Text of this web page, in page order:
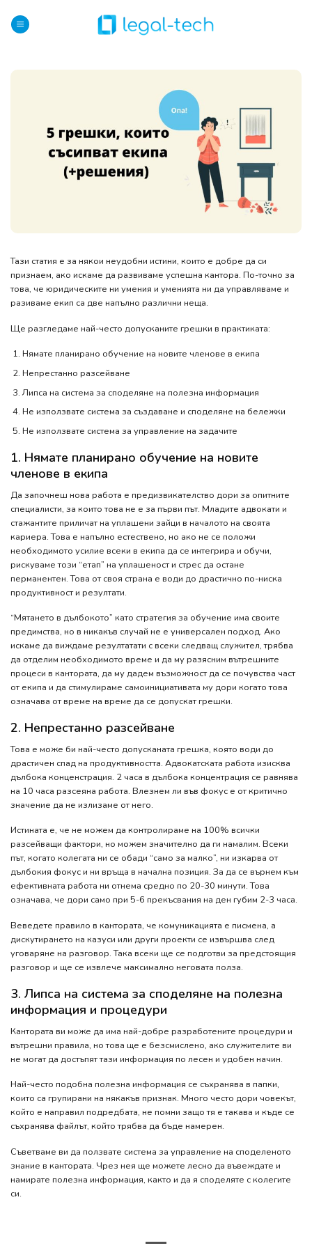
content
Тази статия е за някои неудобни истини, които е добре да си
признаем, ако искаме да развиваме успешна кантора. По-точно за
това, че юридическите ни умения и уменията ни да управляваме и
разиваме екип са две напълно различни неща.
Ще разгледаме най-често допусканите грешки в практиката:
Нямате планирано обучение на новите членове в екипа
Непрестанно разсейване
Липса на система за споделяне на полезна информация
Не използвате система за създаване и споделяне на бележки
Не използвате система за управление на задачите
1. Нямате планирано обучение на новите
членове в екипа
Да започнеш нова работа е предизвикателство дори за опитните
специалисти, за които това не е за първи път. Младите адвокати и
стажантите приличат на уплашени зайци в началото на своята
кариера. Това е напълно естествено, но ако не се положи
необходимото усилие всеки в екипа да се интегрира и обучи,
рискуваме този “етап” на уплашеност и стрес да остане
перманентен. Това от своя страна е води до драстично по-ниска
продуктивност и резултати.
“Мятането в дълбокото” като стратегия за обучение има своите
предимства, но в никакъв случай не е универсален подход. Ако
искаме да виждаме резултатати с всеки следващ служител, трябва
да отделим необходимото време и да му разясним вътрешните
процеси в кантората, да му дадем възможност да се почувства част
от екипа и да стимулираме самоинициативата му дори когато това
означава от време на време да се допускат грешки.
2. Непрестанно разсейване
Това е може би най-често допусканата грешка, която води до
драстичен спад на продуктивността. Адвокатската работа изисква
дълбока конценстрация. 2 часа в дълбока концентрация се равнява
на 10 часа разсеяна работа. Влезнем ли във фокус е от критично
значение да не излизаме от него.
Истината е, че не можем да контролираме на 100% всички
разсейващи фактори, но можем значително да ги намалим. Всеки
път, когато колегата ни се обади “само за малко”, ни изкарва от
дълбокия фокус и ни връща в начална позиция. За да се върнем към
ефективната работа ни отнема средно по 20-30 минути. Това
означава, че дори само при 5-6 прекъсвания на ден губим 2-3 часа.
Веведете правило в кантората, че комуникацията е писмена, а
дискутирането на казуси или други проекти се извършва след
уговаряне на разговор. Така всеки ще се подготви за предстоящия
разговор и ще се извлече максимално неговата полза.
3. Липса на система за споделяне на полезна
информация и процедури
Кантората ви може да има най-добре разработените процедури и
вътрешни правила, но това ще е безсмислено, ако служителите ви
не могат да достъпят тази информация по лесен и удобен начин.
Най-често подобна полезна информация се съхранява в папки,
които са групирани на някакъв признак. Много често дори човекът,
който е направил подредбата, не помни защо тя е такава и къде се
съхранява файлът, който трябва да бъде намерен.
Съветваме ви да ползвате система за управление на споделеното
знание в кантората. Чрез нея ще можете лесно да въвеждате и
намирате полезна информация, както и да я споделяте с колегите
си.